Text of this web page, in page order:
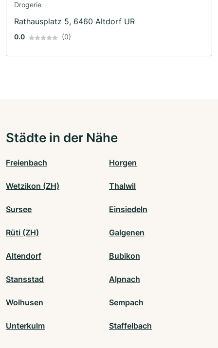
Drogerie
Rathausplatz 5, 6460 Altdorf UR
0.0 (0)
Städte in der Nähe
Freienbach Horgen
Wetzikon (ZH) Thalwil
Sursee Einsiedeln
Rüti (ZH) Galgenen
Altendorf Bubikon
Stansstad Alpnach
Wolhusen Sempach
Unterkulm Staffelbach